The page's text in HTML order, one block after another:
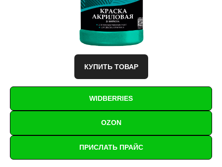
КУПИТЬ ТОВАР
WIDBERRIES
OZON
ПРИСЛАТЬ ПРАЙС